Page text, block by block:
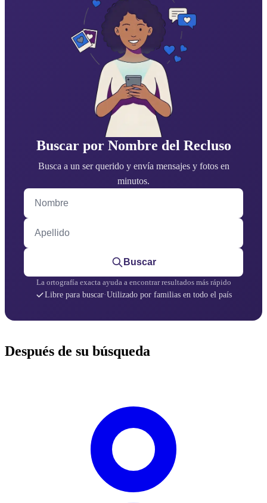
Buscar por Nombre del Recluso
Busca a un ser querido y envía mensajes y fotos en
minutos.
Nombre
Apellido
Buscar
La ortografía exacta ayuda a encontrar resultados más rápido
Libre para buscar·Utilizado por familias en todo el país
Después de su búsqueda